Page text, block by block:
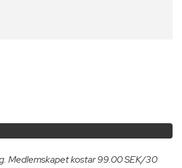
Medlemskapet kostar 99.00 SEK/30